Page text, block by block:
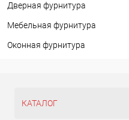
Дверная фурнитура
Мебельная фурнитура
Оконная фурнитура
КАТАЛОГ